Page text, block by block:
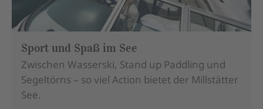
Sport und Spaß im See
Zwischen Wasserski, Stand up Paddling und
Segeltörns – so viel Action bietet der Millstätter
See.